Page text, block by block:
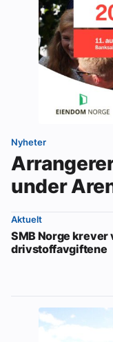
Nyheter
under
Aktuelt
SMB Norge krever
drivstoffavgiftene